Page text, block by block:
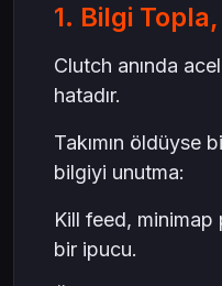
1. Bilgi
Clutch anında
hatadır.
Takımın öldüyse
bilgiyi unutma:
Kill feed,
bir ipucu.